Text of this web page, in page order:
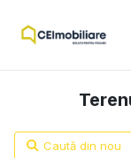
Caută din nou